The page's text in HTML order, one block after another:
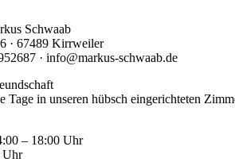
Schwaab
· 67489 Kirrweiler
· info@markus-schwaab.de
Tage in unseren hübsch eingerichteten
– 18:00 Uhr
Uhr